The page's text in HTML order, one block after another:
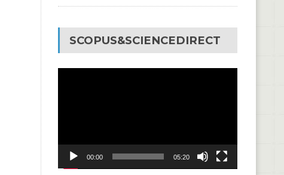
SCOPUS&SCIENCEDIRECT
00:00 05:20